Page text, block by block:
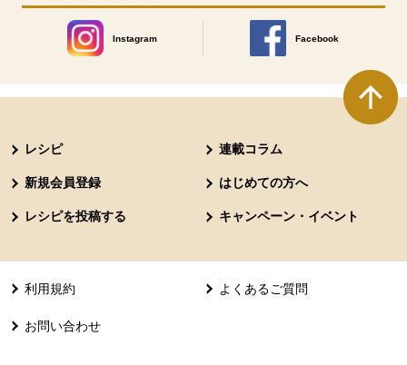
Instagram
別のウィンドウで開きます。
Facebook
別のウィンドウで開きます
レシピ 連載コラム
新規会員登録 はじめての方へ
レシピを投稿する キャンペーン・イベント
利用規約 よくあるご質問
お問い合わせ